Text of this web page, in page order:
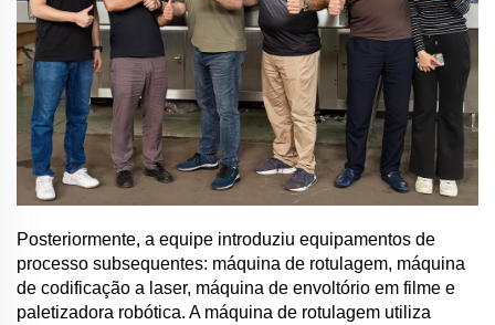
Posteriormente, a equipe introduziu equipamentos de
processo subsequentes: máquina de rotulagem, máquina
de codificação a laser, máquina de envoltório em filme e
paletizadora robótica. A máquina de rotulagem utiliza